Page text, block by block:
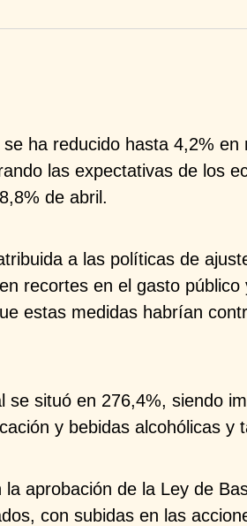
ha reducido hasta 4,2% en
las expectativas de los
de abril.
a las políticas de
recortes en el gasto público
estas medidas habrían
se situó en 276,4%, siendo
y bebidas alcohólicas y
aprobación de la Ley de
con subidas en las